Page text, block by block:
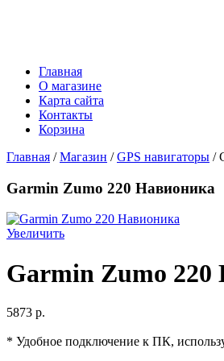
Главная
О магазине
Карта сайта
Контакты
Корзина
Главная /Магазин /GPS навигаторы /
Garmin Zumo 220 Навионика
Увеличить
Garmin Zumo 220
5873 p.
* Удобное подключение к ПК,